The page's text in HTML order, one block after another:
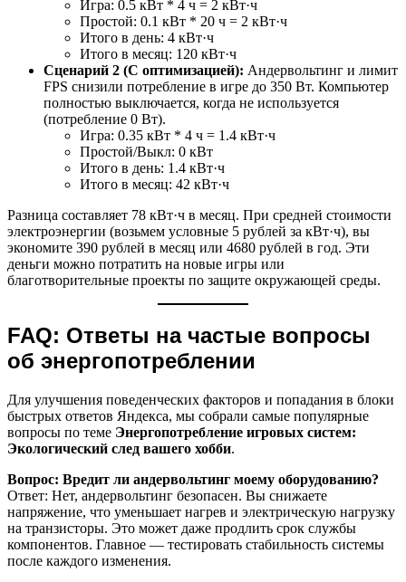
Игра: 0.5 кВт * 4 ч = 2 кВт·ч
Простой: 0.1 кВт * 20 ч = 2 кВт·ч
Итого в день: 4 кВт·ч
Итого в месяц: 120 кВт·ч
Сценарий 2 (С оптимизацией): Андервольтинг и лимит
FPS снизили потребление в игре до 350 Вт. Компьютер
полностью выключается, когда не используется
(потребление 0 Вт).
Игра: 0.35 кВт * 4 ч = 1.4 кВт·ч
Простой/Выкл: 0 кВт
Итого в день: 1.4 кВт·ч
Итого в месяц: 42 кВт·ч
Разница составляет 78 кВт·ч в месяц. При средней стоимости
электроэнергии (возьмем условные 5 рублей за кВт·ч), вы
экономите 390 рублей в месяц или 4680 рублей в год. Эти
деньги можно потратить на новые игры или
благотворительные проекты по защите окружающей среды.
FAQ: Ответы на частые вопросы
об энергопотреблении
Для улучшения поведенческих факторов и попадания в блоки
быстрых ответов Яндекса, мы собрали самые популярные
вопросы по теме Энергопотребление игровых систем:
Экологический след вашего хобби.
Вопрос: Вредит ли андервольтинг моему оборудованию?
Ответ: Нет, андервольтинг безопасен. Вы снижаете
напряжение, что уменьшает нагрев и электрическую нагрузку
на транзисторы. Это может даже продлить срок службы
компонентов. Главное — тестировать стабильность системы
после каждого изменения.